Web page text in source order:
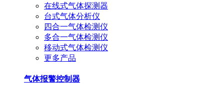
在线式气体探测器
台式气体分析仪
四合一气体检测仪
多合一气体检测仪
移动式气体检测仪
更多产品
气体报警控制器